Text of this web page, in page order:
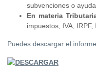
subvenciones o
En materia
impuestos, IVA,
Puedes descargar el